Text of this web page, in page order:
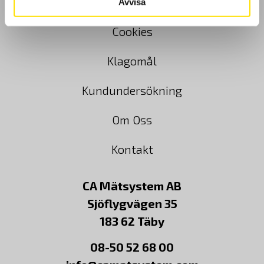
Cookies
Klagomål
Kundundersökning
Om Oss
Kontakt
CA Mätsystem AB
Sjöflygvägen 35
183 62 Täby
08-50 52 68 00